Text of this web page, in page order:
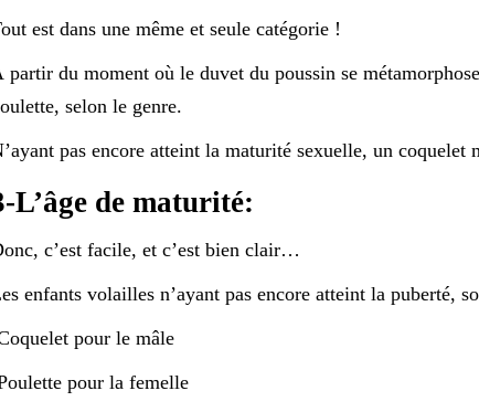
est dans une même et seule catégorie !
partir du moment où le duvet du poussin se
selon le genre.
pas encore atteint la maturité sexuelle, un coquelet
L’âge de maturité:
c’est facile, et c’est bien clair…
enfants volailles n’ayant pas encore atteint la puberté,
pour le mâle
pour la femelle